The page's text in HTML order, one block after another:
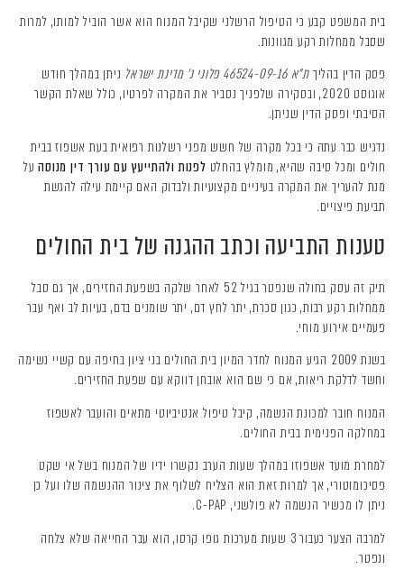
בית המשפט קבע כי הטיפול הרשלני שקיבל המנוח הוא אשר הוביל למותו, למרות
שסבל ממחלות רקע מגוונות.
פסק הדין בהליךת"א 46524-09-16 פלוני נ' מדינת ישראל
ניתן במהלך חודש
אוגוסט 2020, ובסקירה שלפניך נסביר את המקרה לפרטיו, כולל שאלת הקשר
הסיבתי ופסק הדין שניתן.
נדגיש כבר עתה כי בכל מקרה של חשש מפני רשלנות רפואית בעת אשפוז בבית
חולים ומכל סיבה שהיא, מומלץ בהחלט לפנות ולהתייעץ עם עורך דין מנוסהעל
מנת להעריך את המקרה בעיניים מקצועיות ולבדוק האם קיימת עילה להגשת
תביעת פיצויים.
טענות התביעה וכתב ההגנה של בית החולים
תיק זה עסק בחולה שנפטר בגיל 52 לאחר שלקה בשפעת החזירים, אך גם סבל
ממחלות רקע רבות, כגון סכרת, יתר לחץ דם, יתר שומנים בדם, בעיות לב ואף עבר
פעמיים אירוע מוחי.
בשנת 2009 הגיע המנוח לחדר המיון בית החולים בני ציון בחיפה עם קשיי נשימה
וחשד לדלקת ריאות, אם כי שם הוא אובחן דווקא עם שפעת החזירים.
המנוח חובר למכונת הנשמה, קיבל טיפול אנטיביוטי מתאים והועבר לאשפוז
במחלקה הפנימית בבית החולים.
למחרת מועד אשפוזו במהלך שעות הערב נקשרו ידיו של המנוח בשל אי שקט
פסיכומוטורי, אך למרות זאת הוא הצליח לשלוף את צינור ההנשמה שלו ועל כן
ניתן לו מכשיר הנשמה לא פולשני, C-PAP.
למרבה הצער כעבור 3 שעות מערכות גופו קרסו, הוא עבר החייאה שלא צלחה
ונפטר.